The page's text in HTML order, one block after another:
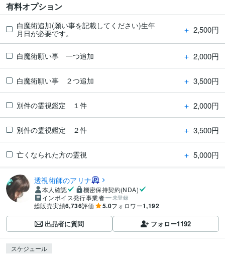
有料オプション
白魔術追加(願い事を記載してください)生年
月日が必要です。
＋ 2,500円
白魔術願い事 一つ追加 ＋ 2,000円
白魔術願い事 ２つ追加 ＋ 3,500円
別件の霊視鑑定 １件 ＋ 2,000円
別件の霊視鑑定 ２件 ＋ 3,500円
亡くなられた方の霊視 ＋ 5,000円
透視術師のアリナ
本人確認
機密保持契約(NDA)
インボイス発行事業者
未登録
総販売実績6,736評価 5.0フォロワー1,192
出品者に質問 フォロー1192
スケジュール